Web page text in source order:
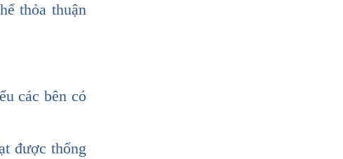
thỏa thuận
các bên có
được thống